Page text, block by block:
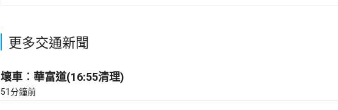
更多交通新聞
壞車︰華富道(16:55清理)
51分鐘前